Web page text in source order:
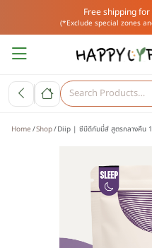
Free shipping
(*Exclude special zones
Home Shop Diip | ซีบีดีกัมมี่ส์ สูตรกลางคืน